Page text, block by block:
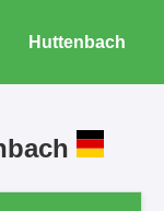
Huttenbach